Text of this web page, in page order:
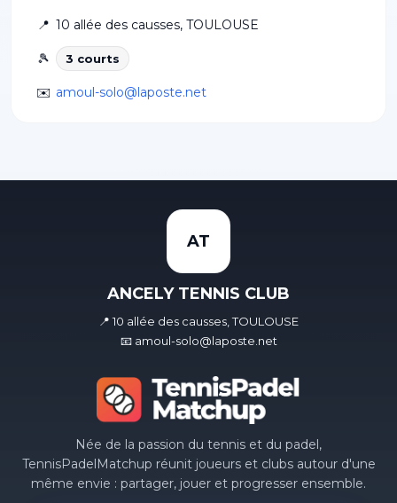
📍 10 allée des causses, TOULOUSE
🎾 3 courts
✉️ amoul-solo@laposte.net
AT
ANCELY TENNIS CLUB
📍 10 allée des causses, TOULOUSE
📧 amoul-solo@laposte.net
Née de la passion du tennis et du padel,
TennisPadelMatchup réunit joueurs et clubs autour d'une
même envie : partager, jouer et progresser ensemble.